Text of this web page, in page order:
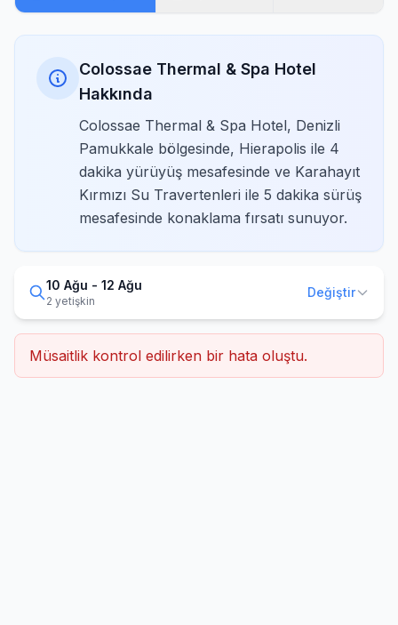
Colossae Thermal & Spa Hotel
Hakkında
Colossae Thermal & Spa Hotel, Denizli
Pamukkale bölgesinde, Hierapolis ile 4
dakika yürüyüş mesafesinde ve Karahayıt
Kırmızı Su Travertenleri ile 5 dakika sürüş
mesafesinde konaklama fırsatı sunuyor.
10 Ağu - 12 Ağu
2 yetişkin
Değiştir
Müsaitlik kontrol edilirken bir hata oluştu.